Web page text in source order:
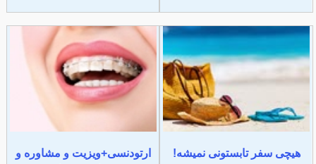
هیچی سفر تابستونی نمیشه!
ارتودنسی+ویزیت و مشاوره و